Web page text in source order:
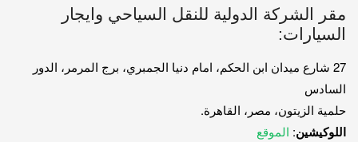
مقر الشركة الدولية للنقل السياحي وايجار
السيارات:
27 شارع ميدان ابن الحكم، امام دنيا الجمبري، برج المرمر، الدور
السادس
حلمية الزيتون، مصر، القاهرة.
اللوكيشين: الموقع